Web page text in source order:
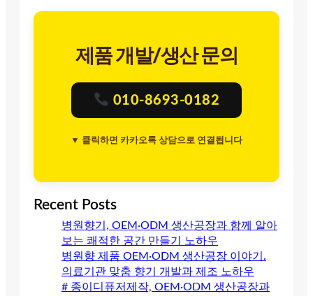
제품 개발/생산 문의
010-8693-0182
▼ 클릭하면 카카오톡 상담으로 연결됩니다
Recent Posts
병원향기, OEM·ODM 생산공장과 함께 알아
보는 쾌적한 공간 만들기 노하우
병원향 제품 OEM·ODM 생산공장 이야기.
의료기관 맞춤 향기 개발과 제조 노하우
# 종이디퓨저제작, OEM·ODM 생산공장과